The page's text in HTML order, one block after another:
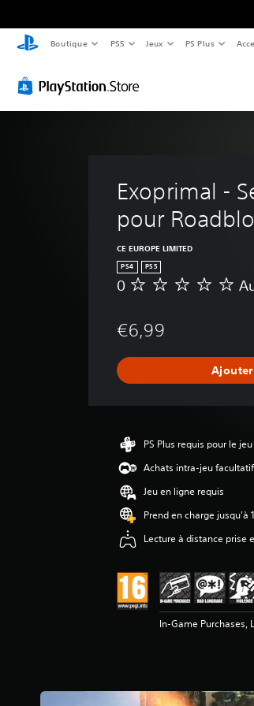
Boutique PS5 Jeux PS Plus
Exoprimal -
pour
CE EUROPE LIMITED
PS4 PS5
A
u
a
v
s
0
€6,99
PS Plus requis pour le
Achats intra-jeu
Jeu en ligne requis
Prend en charge jusqu'à
Lecture à distance prise
In-Game Purchases,